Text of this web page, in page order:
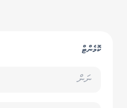
ކޮމެންޓް